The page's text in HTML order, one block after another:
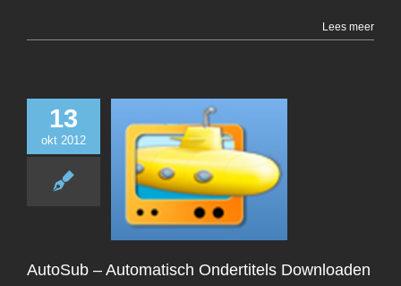
Lees meer
13
okt 2012
AutoSub – Automatisch Ondertitels Downloaden